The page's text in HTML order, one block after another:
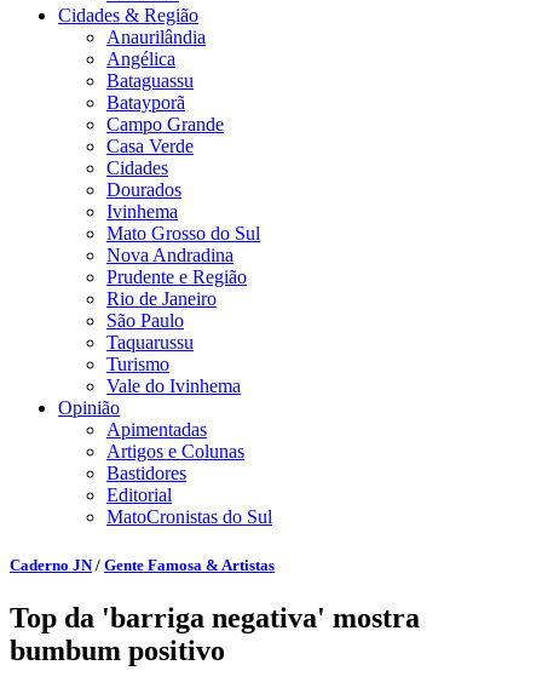
Cidades & Região
Anaurilândia
Angélica
Bataguassu
Batayporã
Campo Grande
Casa Verde
Cidades
Dourados
Ivinhema
Mato Grosso do Sul
Nova Andradina
Prudente e Região
Rio de Janeiro
São Paulo
Taquarussu
Turismo
Vale do Ivinhema
Opinião
Apimentadas
Artigos e Colunas
Bastidores
Editorial
MatoCronistas do Sul
Caderno JN/ Gente Famosa & Artistas
Top da 'barriga negativa' mostra
bumbum positivo